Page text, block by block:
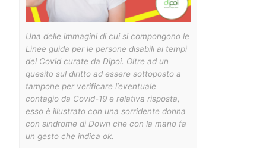
Una delle immagini di cui si compongono le
Linee guida per le persone disabili ai tempi
del Covid curate da Dipoi. Oltre ad un
quesito sul diritto ad essere sottoposto a
tampone per verificare l’eventuale
contagio da Covid-19 e relativa risposta,
esso è illustrato con una sorridente donna
con sindrome di Down che con la mano fa
un gesto che indica ok.